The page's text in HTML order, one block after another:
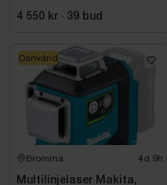
4 550 kr · 39 bud
Bromma 4d 9h
Multilinjelaser Makita,
Oanvänd